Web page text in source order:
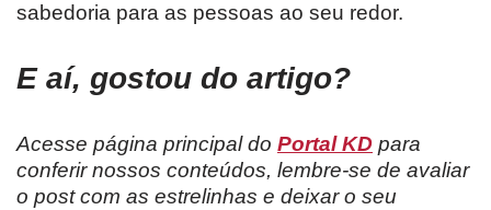
sabedoria para as pessoas ao seu redor.
E aí, gostou do artigo?
Acesse página principal do Portal KD para
conferir nossos conteúdos, lembre-se de avaliar
o post com as estrelinhas e deixar o seu